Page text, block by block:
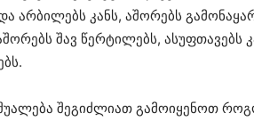
არბილებს კანს, აშორებს
შავ წერტილებს, ასუფთავებს
შეგიძლიათ გამოიყენოთ